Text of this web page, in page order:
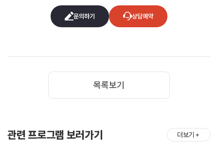
문의하기 상담예약
목록보기
관련 프로그램 보러가기 더보기 ＋